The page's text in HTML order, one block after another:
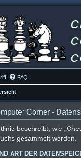
FAQ
Corner -
beschreibt, wie
gesammelt werden.
ART DER